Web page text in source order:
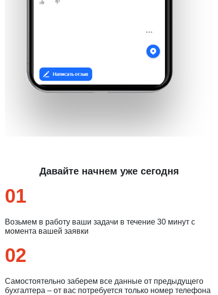
Давайте начнем уже сегодня
01
Возьмем в работу ваши задачи в течение 30 минут с
момента вашей заявки
02
Самостоятельно заберем все данные от предыдущего
бухгалтера – от вас потребуется только номер телефона